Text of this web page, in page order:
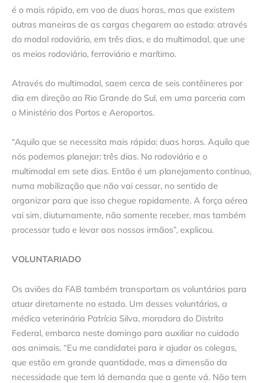
é o mais rápido, em voo de duas horas, mas que existem
outras maneiras de as cargas chegarem ao estado: através
do modal rodoviário, em três dias, e do multimodal, que une
os meios rodoviário, ferroviário e marítimo.
Através do multimodal, saem cerca de seis contêineres por
dia em direção ao Rio Grande do Sul, em uma parceria com
o Ministério dos Portos e Aeroportos.
“Aquilo que se necessita mais rápido: duas horas. Aquilo que
nós podemos planejar: três dias. No rodoviário e o
multimodal em sete dias. Então é um planejamento contínuo,
numa mobilização que não vai cessar, no sentido de
organizar para que isso chegue rapidamente. A força aérea
vai sim, diuturnamente, não somente receber, mas também
processar tudo e levar aos nossos irmãos”, explicou.
VOLUNTARIADO
Os aviões da FAB também transportam os voluntários para
atuar diretamente no estado. Um desses voluntários, a
médica veterinária Patrícia Silva, moradora do Distrito
Federal, embarca neste domingo para auxiliar no cuidado
aos animais. “Eu me candidatei para ir ajudar os colegas,
que estão em grande quantidade, mas a dimensão da
necessidade que tem lá demanda que a gente vá. Não tem